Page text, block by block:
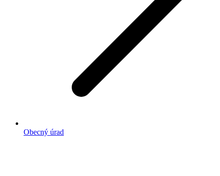
Obecný úrad